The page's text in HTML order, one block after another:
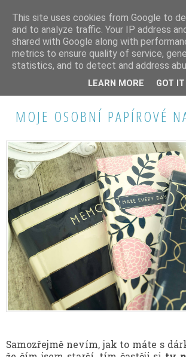
NEDĚLE 9. ŘÍJNA 2016
MOJE OSOBNÍ PAPÍROVÉ
Samozřejmě nevím, jak to máte s
This site uses cookies from Google to
and to analyze traffic. Your IP address
shared with Google along with
metrics to ensure quality of service,
statistics, and to detect and address
LEARN MORE GOT IT